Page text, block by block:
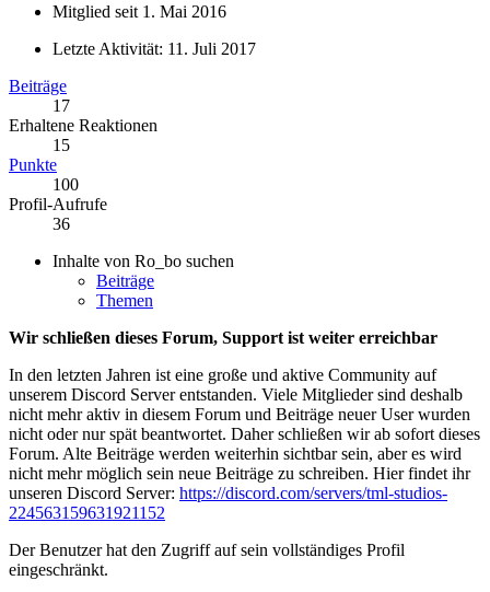
Mitglied seit 1. Mai 2016
Letzte Aktivität: 11. Juli 2017
Beiträge
17
Erhaltene Reaktionen
15
Punkte
100
Profil-Aufrufe
36
Inhalte von Ro_bo suchen
Beiträge
Themen
Wir schließen dieses Forum, Support ist weiter erreichbar
In den letzten Jahren ist eine große und aktive Community auf
unserem Discord Server entstanden. Viele Mitglieder sind deshalb
nicht mehr aktiv in diesem Forum und Beiträge neuer User wurden
nicht oder nur spät beantwortet. Daher schließen wir ab sofort dieses
Forum. Alte Beiträge werden weiterhin sichtbar sein, aber es wird
nicht mehr möglich sein neue Beiträge zu schreiben. Hier findet ihr
unseren Discord Server: https://discord.com/servers/tml-studios-
224563159631921152
Der Benutzer hat den Zugriff auf sein vollständiges Profil
eingeschränkt.